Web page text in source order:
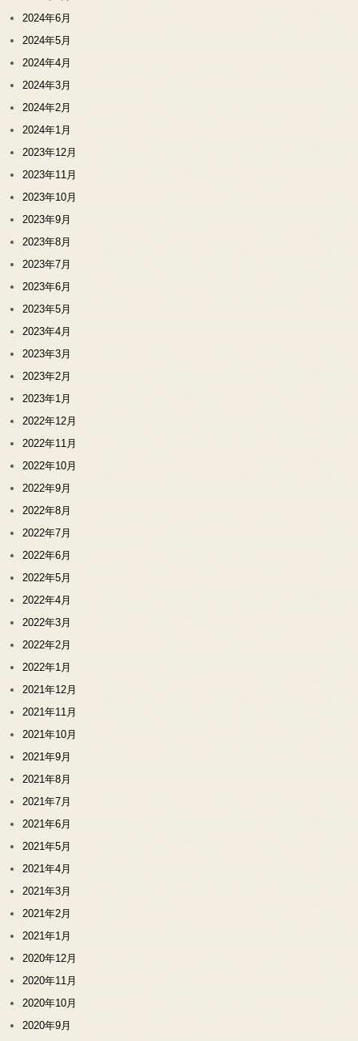
2024年6月
2024年5月
2024年4月
2024年3月
2024年2月
2024年1月
2023年12月
2023年11月
2023年10月
2023年9月
2023年8月
2023年7月
2023年6月
2023年5月
2023年4月
2023年3月
2023年2月
2023年1月
2022年12月
2022年11月
2022年10月
2022年9月
2022年8月
2022年7月
2022年6月
2022年5月
2022年4月
2022年3月
2022年2月
2022年1月
2021年12月
2021年11月
2021年10月
2021年9月
2021年8月
2021年7月
2021年6月
2021年5月
2021年4月
2021年3月
2021年2月
2021年1月
2020年12月
2020年11月
2020年10月
2020年9月